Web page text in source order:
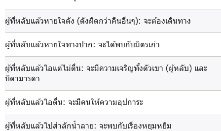
ผู้ที่หลับแล้วหายใจดัง (ดังผิดกว่าคืนอื่นๆ): จะต้องเดินทาง
ผู้ที่หลับแล้วหายใจทางปาก: จะได้พบกับมิตรเก่า
ผู้ที่หลับแล้วไอแต่ไม่ตื่น: จะมีความเจริญทั้งตัวเขา (ผู้หลับ) และ
บิดามารดา
ผู้ที่หลับแล้วไอตื่น: จะมีคนให้ความอุปการะ
ผู้ที่หลับแล้วไปสำลักน้ำลาย: จะพบกับเรื่องหยุมหยิม